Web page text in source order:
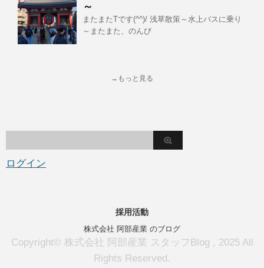
～
またまたTです(^^)/ 浅草散策～水上バスに乗り
～またまた、のんび
→もっと見る
ログイン
採用活動
株式会社 阿部産業 のブログ
Copyright© 株式会社 阿部産業 スタッフBlog , 2025 All
Rights Reserved.